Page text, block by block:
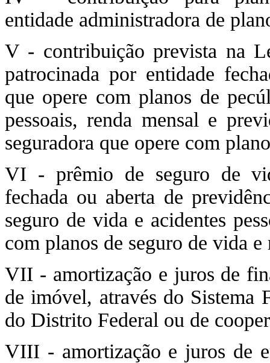
entidade administradora de
V - contribuição prevista na
patrocinada por entidade
que opere com planos de
pessoais, renda mensal e
seguradora que opere com
VI - prêmio de seguro de
fechada ou aberta de
seguro de vida e acidentes
com planos de seguro de vida e
VII - amortização e juros de
de imóvel, através do Sistema
do Distrito Federal ou de
VIII - amortização e juros de